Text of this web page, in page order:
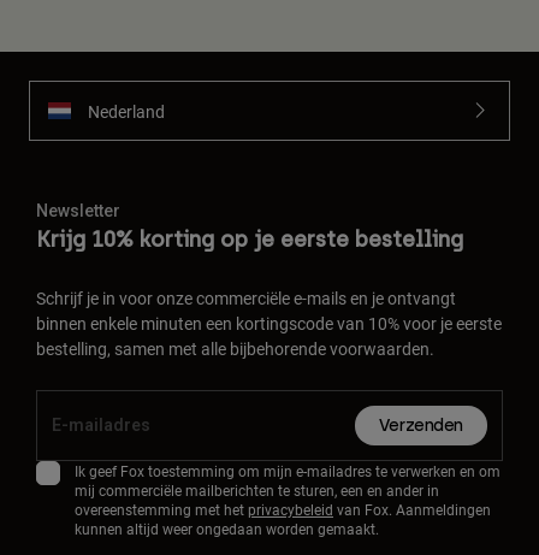
Nederland
Newsletter
Krijg 10% korting op je eerste bestelling
Schrijf je in voor onze commerciële e-mails en je ontvangt
binnen enkele minuten een kortingscode van 10% voor je eerste
bestelling, samen met alle bijbehorende voorwaarden.
Verzenden
Ik geef Fox toestemming om mijn e-mailadres te verwerken en om
mij commerciële mailberichten te sturen, een en ander in
overeenstemming met het privacybeleid van Fox. Aanmeldingen
kunnen altijd weer ongedaan worden gemaakt.